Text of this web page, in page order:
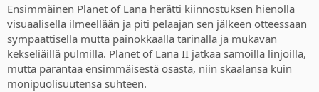
Ensimmäinen Planet of Lana herätti kiinnostuksen hienolla
visuaalisella ilmeellään ja piti pelaajan sen jälkeen otteessaan
sympaattisella mutta painokkaalla tarinalla ja mukavan
kekseliäillä pulmilla. Planet of Lana II jatkaa samoilla linjoilla,
mutta parantaa ensimmäisestä osasta, niin skaalansa kuin
monipuolisuutensa suhteen.